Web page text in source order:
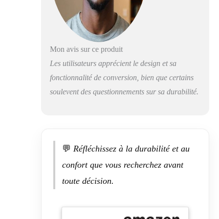
qui glissent en
douceur, vous
pouvez déplacer le
position optimale.
Matériaux de
qualité supérieure
pour un maximum
coussins
luxuriants,
un accoudoir utile.
La housse en tissu
Mon avis sur ce produit
Les utilisateurs apprécient le design et sa
fonctionnalité de conversion, bien que certains
soulevent des questionnements sur sa durabilité.
💬 Réfléchissez à la durabilité et au
confort que vous recherchez avant
toute décision.